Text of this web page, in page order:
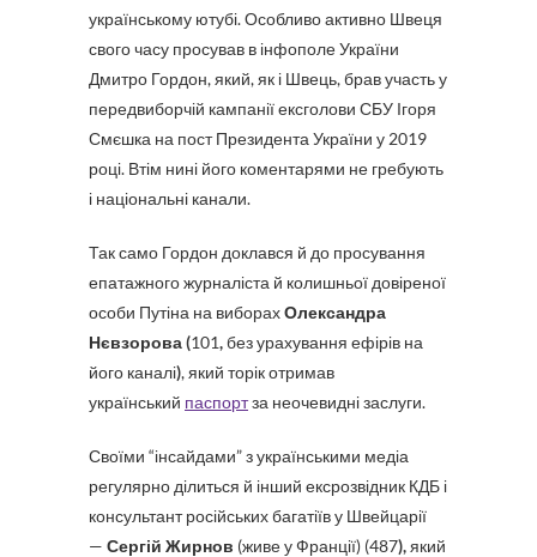
українському ютубі. Особливо активно Швеця
свого часу просував в інфополе України
Дмитро Гордон, який, як і Швець, брав участь у
передвиборчій кампанії ексголови СБУ Ігоря
Смєшка на пост Президента України у 2019
році. Втім нині його коментарями не гребують
і національні канали.
Так само Гордон доклався й до просування
епатажного журналіста й колишньої довіреної
особи Путіна на виборахОлександра
Нєвзорова (101,без урахування ефірів на
його каналі), який торік отримав
український паспортза неочевидні заслуги.
Своїми “інсайдами” з українськими медіа
регулярно ділиться й інший ексрозвідник КДБ і
консультант російських багатіїв у Швейцарії
— Сергій Жирнов (живе у Франції) (487),який